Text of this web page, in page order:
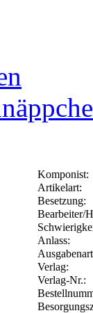
Komponist:
Artikelart:
Besetzung:
Bearbeiter/
Anlass:
Verlag:
Verlag-Nr.: